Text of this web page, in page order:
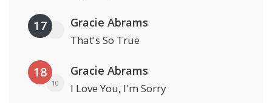
17 Gracie Abrams
That's So True
18
10
Gracie Abrams
I Love You, I'm Sorry